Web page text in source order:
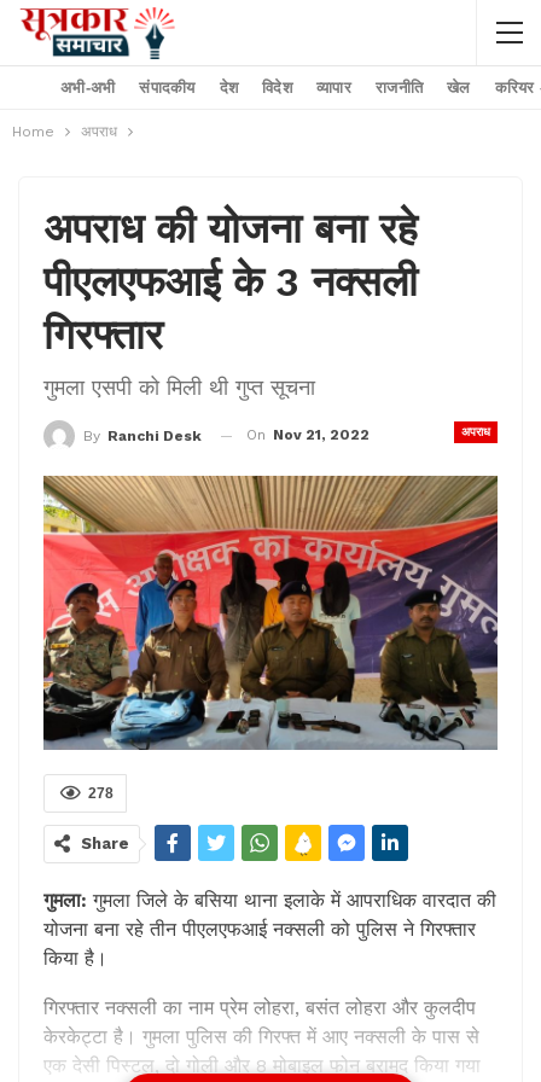
अभी-अभी संपादकीय देश विदेश व्यापार राजनीति खेल करियर
Home अपराध
अपराध की योजना बना रहे
पीएलएफआई के 3 नक्सली
गिरफ्तार
गुमला एसपी को मिली थी गुप्त सूचना
अपराध
By Ranchi Desk On Nov 21, 2022
278
Share
गुमला: गुमला जिले के बसिया थाना इलाके में आपराधिक वारदात की
योजना बना रहे तीन पीएलएफआई नक्सली को पुलिस ने गिरफ्तार
किया है।
गिरफ्तार नक्सली का नाम प्रेम लोहरा, बसंत लोहरा और कुलदीप
केरकेट्टा है। गुमला पुलिस की गिरफ्त में आए नक्सली के पास से
एक देसी पिस्टल, दो गोली और 8 मोबाइल फोन बरामद किया गया